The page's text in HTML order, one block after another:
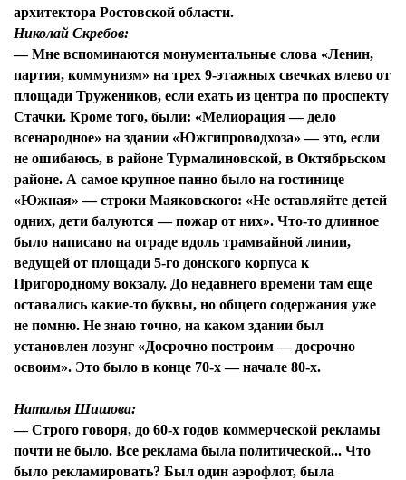
архитектора Ростовской области.
Николай Скребов:
— Мне вспоминаются монументальные слова «Ленин,
партия, коммунизм» на трех 9-этажных свечках влево от
площади Тружеников, если ехать из центра по проспекту
Стачки. Кроме того, были: «Мелиорация — дело
всенародное» на здании «Южгипроводхоза» — это, если
не ошибаюсь, в районе Турмалиновской, в Октябрьском
районе. А самое крупное панно было на гостинице
«Южная» — строки Маяковского: «Не оставляйте детей
одних, дети балуются — пожар от них». Что-то длинное
было написано на ограде вдоль трамвайной линии,
ведущей от площади 5-го донского корпуса к
Пригородному вокзалу. До недавнего времени там еще
оставались какие-то буквы, но общего содержания уже
не помню. Не знаю точно, на каком здании был
установлен лозунг «Досрочно построим — досрочно
освоим». Это было в конце 70-х — начале 80-х.
Наталья Шишова:
— Строго говоря, до 60-х годов коммерческой рекламы
почти не было. Все реклама была политической... Что
было рекламировать? Был один аэрофлот, была